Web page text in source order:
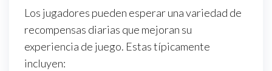
Los jugadores pueden esperar una variedad de
recompensas diarias que mejoran su
experiencia de juego. Estas típicamente
incluyen: